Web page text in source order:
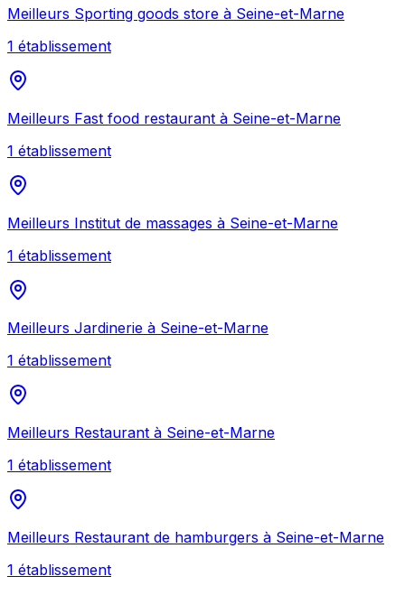
Meilleurs Sporting goods store à Seine-et-Marne
1 établissement
Meilleurs Fast food restaurant à Seine-et-Marne
1 établissement
Meilleurs Institut de massages à Seine-et-Marne
1 établissement
Meilleurs Jardinerie à Seine-et-Marne
1 établissement
Meilleurs Restaurant à Seine-et-Marne
1 établissement
Meilleurs Restaurant de hamburgers à Seine-et-Marne
1 établissement